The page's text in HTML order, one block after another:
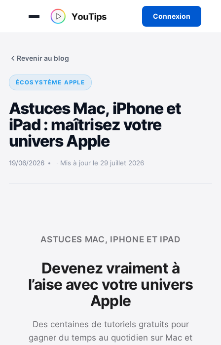
Connexion
Revenir au blog
ÉCOSYSTÈME APPLE
Astuces Mac, iPhone et
iPad : maîtrisez votre
univers Apple
19/06/2026 Mis à jour le 29 juillet 2026
ASTUCES MAC, IPHONE ET IPAD
Devenez vraiment à
l’aise avec votre univers
Apple
Des centaines de tutoriels gratuits pour
gagner du temps au quotidien sur Mac et